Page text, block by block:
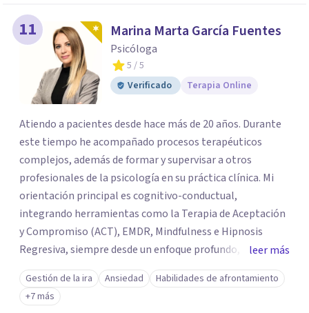
11 Marina Marta García Fuentes
Psicóloga
5 / 5
Verificado
Terapia Online
Atiendo a pacientes desde hace más de 20 años. Durante
este tiempo he acompañado procesos terapéuticos
complejos, además de formar y supervisar a otros
profesionales de la psicología en su práctica clínica. Mi
orientación principal es cognitivo-conductual,
integrando herramientas como la Terapia de Aceptación
y Compromiso (ACT), EMDR, Mindfulness e Hipnosis
Regresiva, siempre desde un enfoque profundo,
respetuoso y adaptado a cada persona. También
acompaño procesos de crecimiento personal y terapia
del alma orientados al trabajo emocional, la búsqueda de
leer más
Gestión de la ira Ansiedad
Habilidades de afrontamiento
+7 más